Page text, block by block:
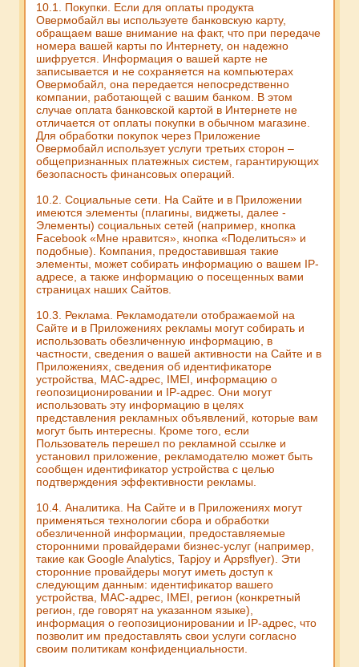
10.1. Покупки. Если для оплаты продукта
Овермобайл вы используете банковскую карту,
обращаем ваше внимание на факт, что при передаче
номера вашей карты по Интернету, он надежно
шифруется. Информация о вашей карте не
записывается и не сохраняется на компьютерах
Овермобайл, она передается непосредственно
компании, работающей с вашим банком. В этом
случае оплата банковской картой в Интернете не
отличается от оплаты покупки в обычном магазине.
Для обработки покупок через Приложение
Овермобайл использует услуги третьих сторон –
общепризнанных платежных систем, гарантирующих
безопасность финансовых операций.
10.2. Социальные сети. На Сайте и в Приложении
имеются элементы (плагины, виджеты, далее -
Элементы) социальных сетей (например, кнопка
Facebook «Мне нравится», кнопка «Поделиться» и
подобные). Компания, предоставившая такие
элементы, может собирать информацию о вашем IP-
адресе, а также информацию о посещенных вами
страницах наших Сайтов.
10.3. Реклама. Рекламодатели отображаемой на
Сайте и в Приложениях рекламы могут собирать и
использовать обезличенную информацию, в
частности, сведения о вашей активности на Сайте и в
Приложениях, сведения об идентификаторе
устройства, MAC-адрес, IMEI, информацию о
геопозиционировании и IP-адрес. Они могут
использовать эту информацию в целях
представления рекламных объявлений, которые вам
могут быть интересны. Кроме того, если
Пользователь перешел по рекламной ссылке и
установил приложение, рекламодателю может быть
сообщен идентификатор устройства с целью
подтверждения эффективности рекламы.
10.4. Аналитика. На Сайте и в Приложениях могут
применяться технологии сбора и обработки
обезличенной информации, предоставляемые
сторонними провайдерами бизнес-услуг (например,
такие как Google Analytics, Tapjoy и Appsflyer). Эти
сторонние провайдеры могут иметь доступ к
следующим данным: идентификатор вашего
устройства, MAC-адрес, IMEI, регион (конкретный
регион, где говорят на указанном языке),
информация о геопозиционировании и IP-адрес, что
позволит им предоставлять свои услуги согласно
своим политикам конфиденциальности.